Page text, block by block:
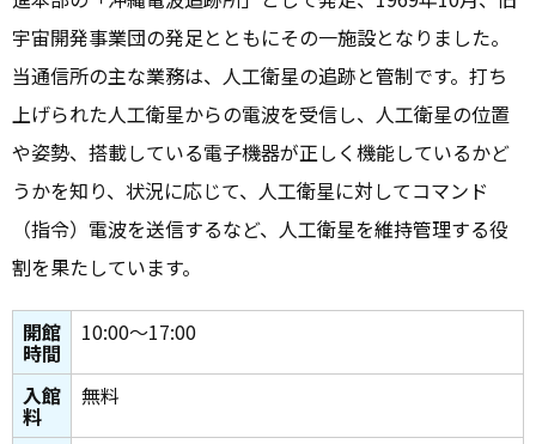
宇宙開発事業団の発足とともにその一施設となりました。
当通信所の主な業務は、人工衛星の追跡と管制です。打ち
上げられた人工衛星からの電波を受信し、人工衛星の位置
や姿勢、搭載している電子機器が正しく機能しているかど
うかを知り、状況に応じて、人工衛星に対してコマンド
（指令）電波を送信するなど、人工衛星を維持管理する役
割を果たしています。
開館
時間
10:00～17:00
入館
料
無料